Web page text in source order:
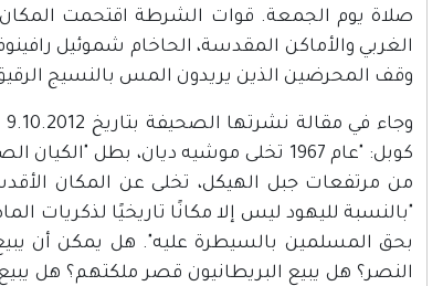
صلاة يوم الجمعة. قوات الشرطة اقتحمت
الغربي والأماكن المقدسة، الحاخام شموئيل
وقف المحرضين الذين يريدون المس بالنسيج
كوبل: "عام 1967 تخلى موشيه ديان، بطل
من مرتفعات جبل الهيكل، تخلى عن المكان
"بالنسبة لليهود ليس إلا مكانًا تاريخيًا لذكريات
بحق المسلمين بالسيطرة عليه". هل يمكن أن
النصر؟ هل يبيع البريطانيون قصر ملكتهم؟ هل